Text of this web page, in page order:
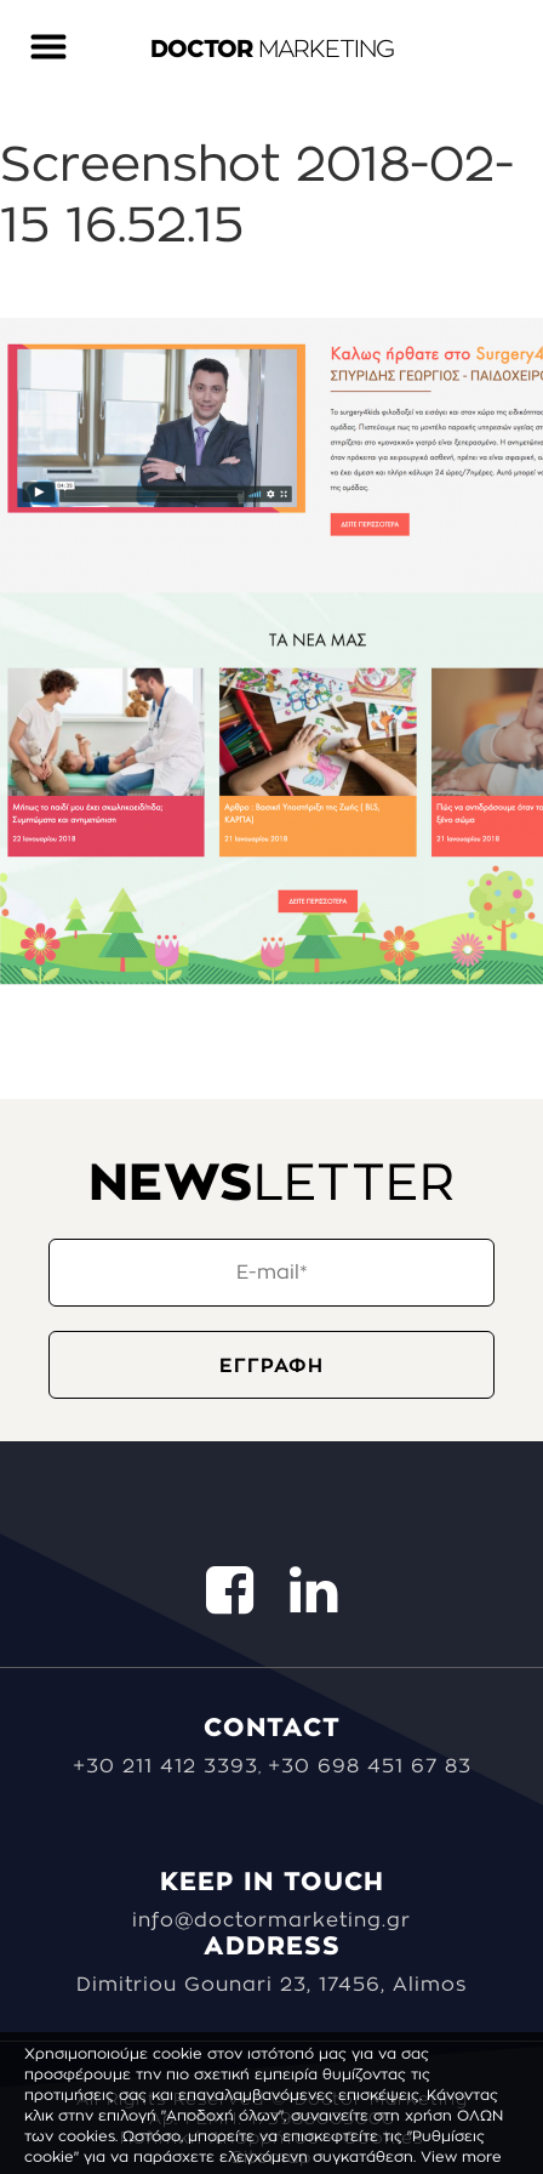
DOCTORMARKETING
Screenshot 2018-02-
15 16.52.15
NEWS LETTER
CONTACT
+30 211 412 3393 +30 698 451 67 83
KEEP IN TOUCH
info@doctormarketing.gr
ADDRESS
Dimitriou Gounari 23, 17456, Alimos
All Rights Reserved © Doctor Marketing
Αρ. ΓΕΜΗ: 173988003000
Πολιτική Απορρήτου - Cookies
Sitemap
Χρησιμοποιούμε cookie στον ιστότοπό μας για να σας
προσφέρουμε την πιο σχετική εμπειρία θυμίζοντας τις
προτιμήσεις σας και επαναλαμβανόμενες επισκέψεις. Κάνοντας
κλικ στην επιλογή "Αποδοχή όλων", συναινείτε στη χρήση ΟΛΩΝ
των cookies. Ωστόσο, μπορείτε να επισκεφτείτε τις "Ρυθμίσεις
cookie" για να παράσχετε ελεγχόμενη συγκατάθεση. View more